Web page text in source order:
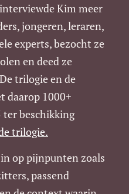
Kim meer
jongeren, leraren,
experts, bezocht ze
en deed ze
trilogie en de
daarop 1000+
beschikking
trilogie.
op pijnpunten zoals
passend